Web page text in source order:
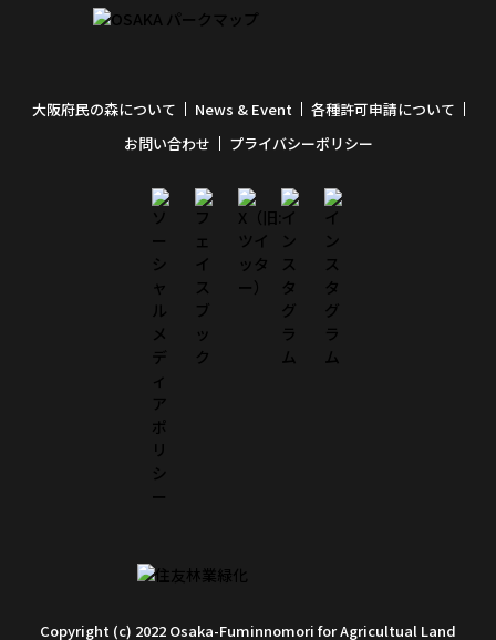
大阪府民の森について News & Event
各種許可申請について
お問い合わせ
プライバシーポリシー
Copyright (c) 2022 Osaka-Fuminnomori for Agricultual Land